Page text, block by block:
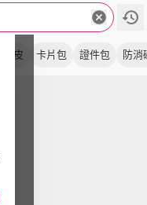
真皮 卡片包 證件包 防消